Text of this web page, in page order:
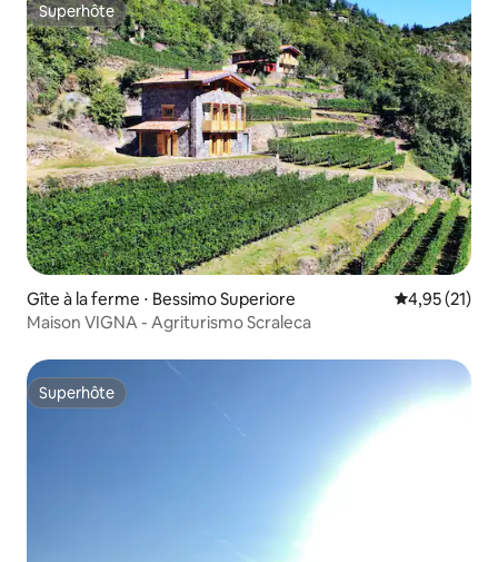
Superhôte
Superhôte
Gîte à la ferme ⋅ Bessimo Superiore Évaluation
4,95 (21)
Maison VIGNA - Agriturismo Scraleca
Superhôte
Superhôte